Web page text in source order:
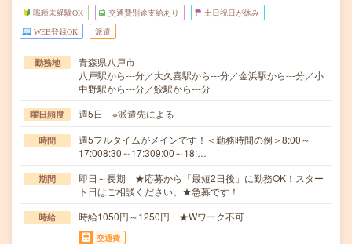
職種未経験OK 交通費別途支給あり 土日祝日が休み
WEB登録OK 派遣
勤務地
青森県八戸市
八戸駅から---分／大久喜駅から---分／金浜駅から---分／小
中野駅から---分／鮫駅から---分
曜日頻度 週5日 ※派遣先による
時間
週5フルタイムがメインです！＜勤務時間の例＞8:00～
17:008:30～17:309:00～18:…
期間
即日～長期 ★応募から「最短2日後」に勤務OK！スター
ト日はご相談ください。★急募です！
時給 時給1050円～1250円 ★Wワーク不可
交通費